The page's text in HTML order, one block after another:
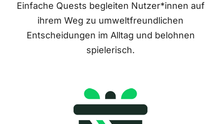
Einfache Quests begleiten Nutzer*innen auf
ihrem Weg zu umweltfreundlichen
Entscheidungen im Alltag und belohnen
spielerisch.